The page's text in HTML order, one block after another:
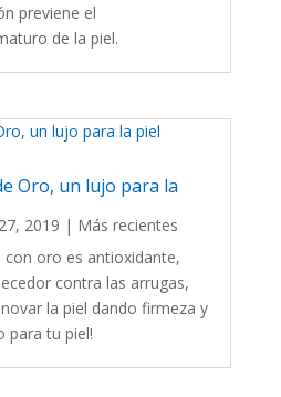
previene el
de la piel.
Oro, un lujo para la
2019 | Más recientes
oro es antioxidante,
contra las arrugas,
la piel dando firmeza y
para tu piel!